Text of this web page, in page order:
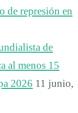
de represión en
de
al menos 15
2026 11 junio,